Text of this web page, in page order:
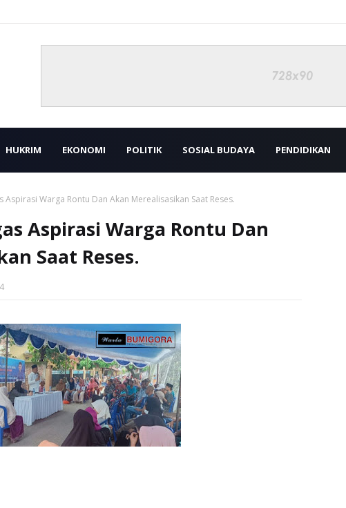
HUKRIM EKONOMI POLITIK SOSIAL BUDAYA PENDIDIKAN
Aspirasi Warga Rontu Dan Akan Merealisasikan Saat Reses.
Aspirasi Warga Rontu Dan
Saat Reses.